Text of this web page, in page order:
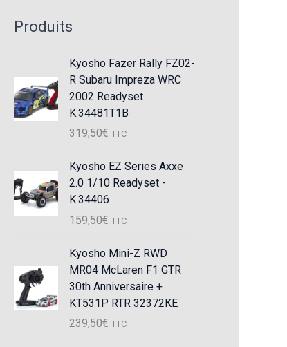
Produits
Kyosho Fazer Rally FZ02-
R Subaru Impreza WRC
2002 Readyset
K.34481T1B
319,50€ TTC
Kyosho EZ Series Axxe
2.0 1/10 Readyset -
K.34406
159,50€ TTC
Kyosho Mini-Z RWD
MR04 McLaren F1 GTR
30th Anniversaire +
KT531P RTR 32372KE
239,50€ TTC